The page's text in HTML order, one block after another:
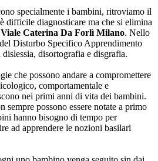
specialmente i bambini, ritroviamo il
difficile diagnosticare ma che si elimina
Caterina Da Forlì Milano. Nello
Disturbo Specifico Apprendimento
disortografia e disgrafia.
che possono andare a compromettere
comportamentale e
nei primi anni di vita dei bambini.
sempre possono essere notate a primo
hanno bisogno di tempo per
ad apprendere le nozioni basilari